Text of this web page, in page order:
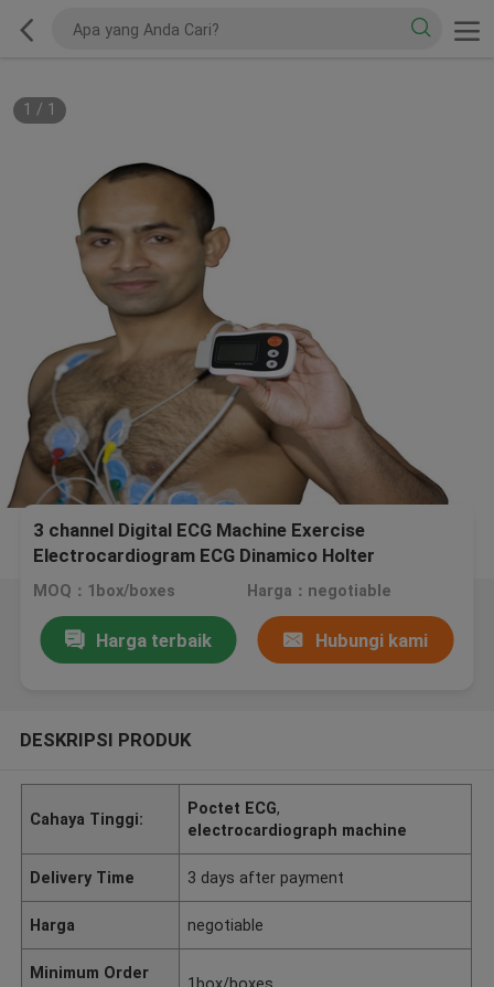
1 / 1
3 channel Digital ECG Machine Exercise
Electrocardiogram ECG Dinamico Holter
MOQ：1box/boxes Harga：negotiable
Harga terbaik Hubungi kami
DESKRIPSI PRODUK
Cahaya Tinggi:
Poctet ECG,
electrocardiograph machine
Delivery Time 3 days after payment
Harga negotiable
Minimum Order
1box/boxes